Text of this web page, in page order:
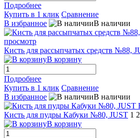
Подробнее
Купить в 1 клик Сравнение
В избранное
В наличии
просмотр
Кисть для рассыпчатых средств №88,
В корзину
Подробнее
Купить в 1 клик Сравнение
В избранное
В наличии
Кисть для пудры Кабуки №80, JUST 1
В корзину